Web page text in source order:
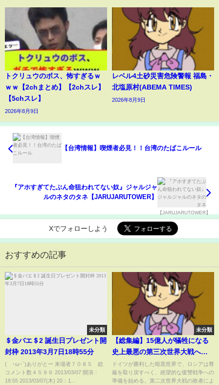
トクリュウのボス、怖すぎるｗ
ｗｗ【2chまとめ】【2chスレ】
【5chスレ】
2026年8月9日
レベル4土砂災害危険警報 福島・
北塩原村(ABEMA TIMES)
2026年8月9日
【台湾情報】喫煙者必見！！台湾のたばこルール
『アホすぎてたぶん命狙われてない奴』ジャルジャ
ルのネタのタネ【JARUJARUTOWER】
Xでフォローしよう
おすすめの記事
未分類
＄金バエ＄2 誕生日プレゼント開
封枠 2013年3月7日18時55分
(´･ω･`)ありがとー 来場者７０８５ 総
コメント数４５９６ 2013/03/07 開演：
18:55 2013/03/07(木) 20：1...
未分類
【総集編】15億人が犠牲になる
史上最悪の第三次世界大戦への
道 -人類最終聖戦記-【一気見・
ゆっくり実況・HoI4】
ドイツが勝利した暗黒世界で、ロシアは尊
厳を取り戻すべく、絶望的な復讐戦争への
準備を始める。第二次世界大戦の敗者によ